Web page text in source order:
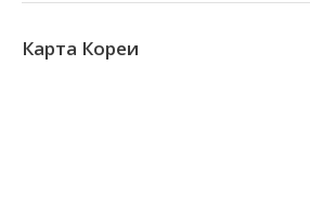
Карта Кореи